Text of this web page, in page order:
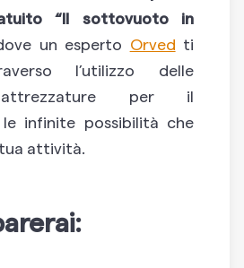
“Il sottovuoto in
un esperto Orved ti
l’utilizzo delle
attrezzature per il
infinite possibilità che
attività.